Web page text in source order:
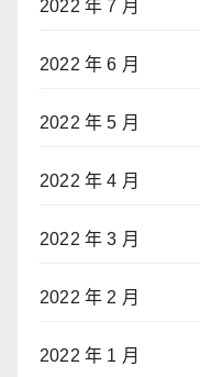
2022 年 7 月
2022 年 6 月
2022 年 5 月
2022 年 4 月
2022 年 3 月
2022 年 2 月
2022 年 1 月